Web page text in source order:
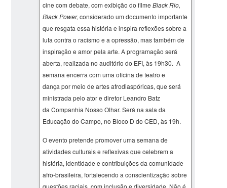
cine com debate, com exibição do filmeBlack Rio,
Black Power, considerado um documento importante
que resgata essa história e inspira reflexões sobre a
luta contra o racismo e a opressão, mas também de
inspiração e amor pela arte. A programação será
aberta, realizada no auditório do EFI, às 19h30. A
semana encerra com uma oficina de teatro e
dança por meio de artes afrodiaspóricas, que será
ministrada pelo ator e diretor Leandro Batz
da Companhia Nosso Olhar. Será na sala da
Educação do Campo, no Bloco D do CED, às 19h.
O evento pretende promover uma semana de
atividades culturais e reflexivas que celebrem a
história, identidade e contribuições da comunidade
afro-brasileira, fortalecendo a conscientização sobre